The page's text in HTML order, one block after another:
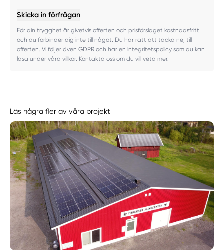
Skicka in förfrågan
För din trygghet är givetvis offerten och prisförslaget kostnadsfritt
och du förbinder dig inte till något. Du har rätt att tacka nej till
offerten. Vi följer även GDPR och har en integritetspolicy som du kan
läsa under våra villkor. Kontakta oss om du vill veta mer.
Läs några fler av våra projekt